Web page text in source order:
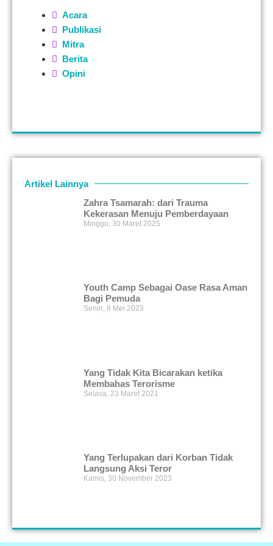
Acara
Publikasi
Mitra
Berita
Opini
Artikel Lainnya
Zahra Tsamarah: dari Trauma
Kekerasan Menuju Pemberdayaan
Minggu, 30 Maret 2025
Youth Camp Sebagai Oase Rasa Aman
Bagi Pemuda
Senin, 8 Mei 2023
Yang Tidak Kita Bicarakan ketika
Membahas Terorisme
Selasa, 23 Maret 2021
Yang Terlupakan dari Korban Tidak
Langsung Aksi Teror
Kamis, 30 November 2023